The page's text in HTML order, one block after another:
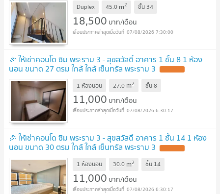
Duplex 45.0 m2 ชั้น 34
18,500 บาท/เดือน
07/08/2026 7:30:00
🎉 ให้เช่าคอนโด ซิม พระราม 3 - สุขสวัสดิ์ อาคาร 1 ชั้น 8 1 ห้อง
นอน ขนาด 27 ตรม ใกล้ ใกล้ เซ็นทรัล พระราม 3
1 ห้องนอน 27.0 m2 ชั้น8
11,000 บาท/เดือน
07/08/2026 6:30:17
🎉 ให้เช่าคอนโด ซิม พระราม 3 - สุขสวัสดิ์ อาคาร 1 ชั้น 14 1 ห้อง
นอน ขนาด 30 ตรม ใกล้ ใกล้ เซ็นทรัล พระราม 3
1 ห้องนอน 30.0 m2 ชั้น 14
11,000 บาท/เดือน
07/08/2026 6:30:17